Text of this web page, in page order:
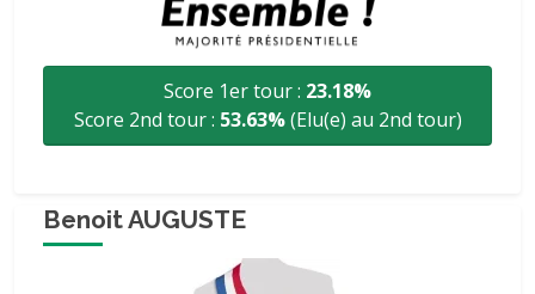
Score 1er tour : 23.18%
Score 2nd tour : 53.63%(Elu(e) au 2nd tour)
Benoit AUGUSTE